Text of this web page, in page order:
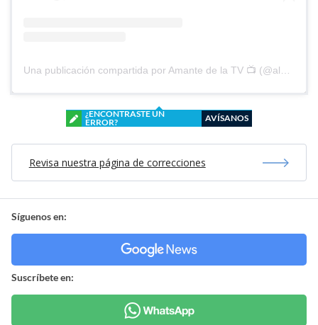
Una publicación compartida por Amante de la TV 📺 (@alguien_te_observa)
¿ENCONTRASTE UN
ERROR?
AVÍSANOS
Revisa nuestra página de correcciones
Síguenos en:
Suscríbete en: